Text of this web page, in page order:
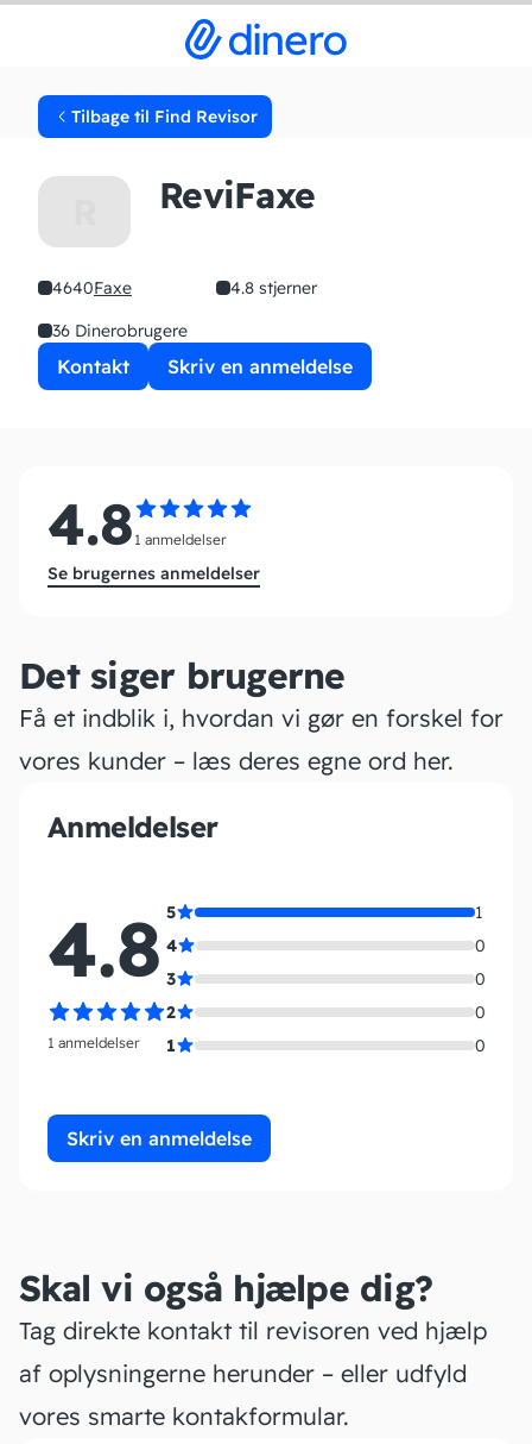
Tilbage til Find Revisor
ReviFaxe
4640Faxe
4.8 stjerner
36 Dinerobrugere
Kontakt Skriv en anmeldelse
Det siger brugerne
Få et indblik i, hvordan vi gør en forskel for
vores kunder – læs deres egne ord her.
Anmeldelser
4.8
1 anmeldelser
5
1
4
0
3
0
2
0
1
0
Skriv en anmeldelse
Skal vi også hjælpe dig?
Tag direkte kontakt til revisoren ved hjælp
af oplysningerne herunder – eller udfyld
vores smarte kontakformular.
4.8 1 anmeldelser
Se brugernes anmeldelser